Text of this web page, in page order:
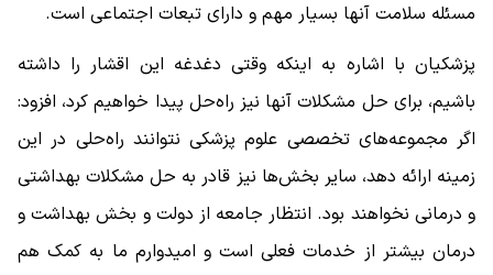
مسئله سلامت آنها بسیار مهم و دارای تبعات اجتماعی است.
پزشکیان با اشاره به اینکه وقتی دغدغه این اقشار را داشته
باشیم، برای حل مشکلات آنها نیز راه‌حل پیدا خواهیم کرد، افزود:
اگر مجموعه‌های تخصصی علوم پزشکی نتوانند راه‌حلی در این
زمینه ارائه دهد، سایر بخش‌ها نیز قادر به حل مشکلات بهداشتی
و درمانی نخواهند بود. انتظار جامعه از دولت و بخش بهداشت و
درمان بیشتر از خدمات فعلی است و امیدوارم ما به کمک هم